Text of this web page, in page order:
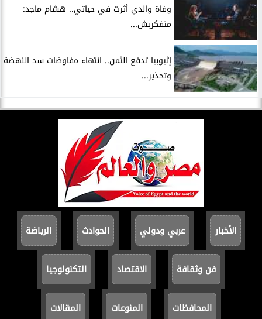
وفاة والدي أثرت في حياتي.. هشام ماجد:
متفكريش...
إثيوبيا تدفع الثمن.. انتهاء مفاوضات سد النهضة
وتحذير...
الأخبار عربي ودولي الحوادث الرياضة
فن وثقافة الاقتصاد التكنولوجيا
المحافظات المنوعات المقالات